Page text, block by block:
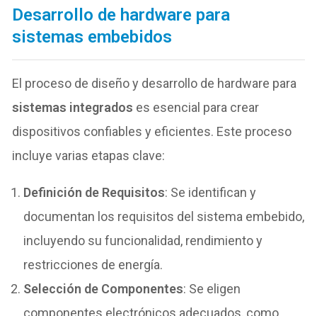
Desarrollo de hardware para
sistemas embebidos
El proceso de diseño y desarrollo de hardware para
sistemas integrados es esencial para crear
dispositivos confiables y eficientes. Este proceso
incluye varias etapas clave:
Definición de Requisitos: Se identifican y
documentan los requisitos del sistema embebido,
incluyendo su funcionalidad, rendimiento y
restricciones de energía.
Selección de Componentes: Se eligen
componentes electrónicos adecuados, como